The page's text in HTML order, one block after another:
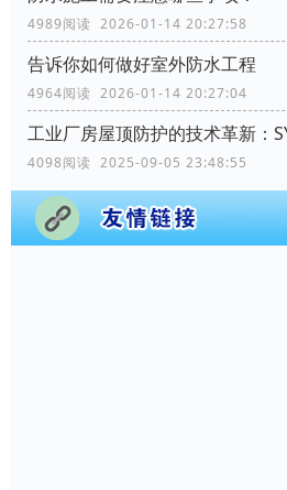
4989阅读 2026-01-14 20:27:58
告诉你如何做好室外防水工程
4964阅读 2026-01-14 20:27:04
4098阅读 2025-09-05 23:48:55